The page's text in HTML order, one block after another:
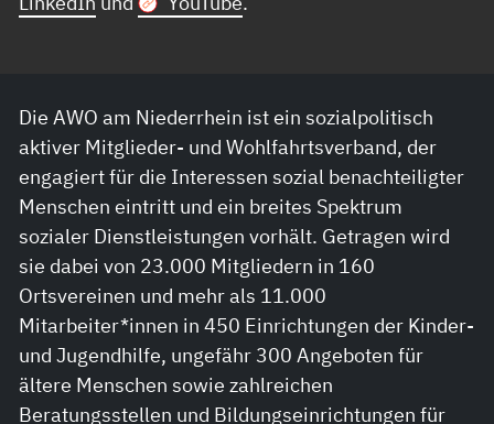
Die AWO am Niederrhein ist ein sozialpolitisch
aktiver Mitglieder- und Wohlfahrtsverband, der
engagiert für die Interessen sozial benachteiligter
Menschen eintritt und ein breites Spektrum
sozialer Dienstleistungen vorhält. Getragen wird
sie dabei von 23.000 Mitgliedern in 160
Ortsvereinen und mehr als 11.000
Mitarbeiter*innen in 450 Einrichtungen der Kinder-
und Jugendhilfe, ungefähr 300 Angeboten für
ältere Menschen sowie zahlreichen
Beratungsstellen und Bildungseinrichtungen für